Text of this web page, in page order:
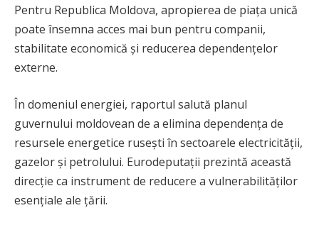
Pentru Republica Moldova, apropierea de piața unică
poate însemna acces mai bun pentru companii,
stabilitate economică și reducerea dependențelor
externe.
În domeniul energiei, raportul salută planul
guvernului moldovean de a elimina dependența de
resursele energetice rusești în sectoarele electricității,
gazelor și petrolului. Eurodeputații prezintă această
direcție ca instrument de reducere a vulnerabilităților
esențiale ale țării.